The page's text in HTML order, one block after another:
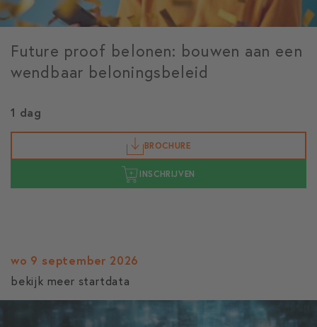
Future proof belonen: bouwen aan een
wendbaar beloningsbeleid
1 dag
BROCHURE
INSCHRIJVEN
wo 9 september 2026
bekijk meer startdata